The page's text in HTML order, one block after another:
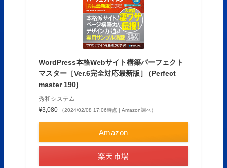
WordPress本格Webサイト構築パーフェクト
マスター［Ver.6完全対応最新版］ (Perfect
master 190)
秀和システム
¥3,080
（2024/02/08 17:06時点 | Amazon調べ）
Amazon
楽天市場